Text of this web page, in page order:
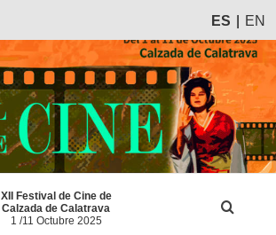
ES EN
XII Festival de Cine de
Calzada de Calatrava
1 /11 Octubre 2025